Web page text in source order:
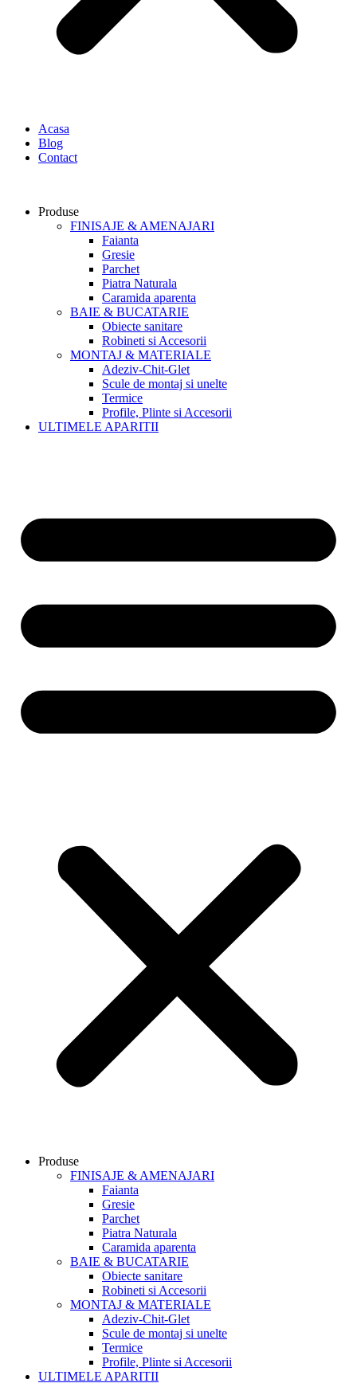
Acasa
Blog
Contact
Produse
FINISAJE & AMENAJARI
Faianta
Gresie
Parchet
Piatra Naturala
Caramida aparenta
BAIE & BUCATARIE
Obiecte sanitare
Robineti si Accesorii
MONTAJ & MATERIALE
Adeziv-Chit-Glet
Scule de montaj si unelte
Termice
Profile, Plinte si Accesorii
ULTIMELE APARITII
Produse
FINISAJE & AMENAJARI
Faianta
Gresie
Parchet
Piatra Naturala
Caramida aparenta
BAIE & BUCATARIE
Obiecte sanitare
Robineti si Accesorii
MONTAJ & MATERIALE
Adeziv-Chit-Glet
Scule de montaj si unelte
Termice
Profile, Plinte si Accesorii
ULTIMELE APARITII